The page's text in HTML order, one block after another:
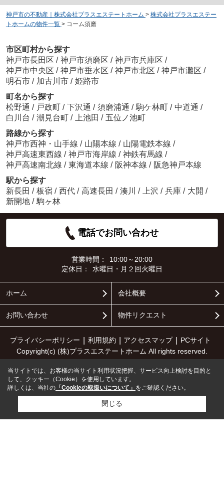
神戸市の不動産｜株式会社プラスエステートホーム > 株式会社プラスエステー
トホームの物件一覧 > コーム須磨
市区町村から探す
神戸市長田区 / 神戸市須磨区 / 神戸市兵庫区 /
神戸市中央区 / 神戸市垂水区 / 神戸市北区 / 神戸市灘区 /
明石市 / 加古川市 / 姫路市
町名から探す
松野通 / 戸政町 / 下沢通 / 須磨浦通 / 駒ケ林町 / 中道通 /
白川台 / 潮見台町 / 上池田 / 五位ノ池町
路線から探す
神戸市西神・山手線 / 山陽本線 / 山陽電鉄本線 /
神戸高速東西線 / 神戸市海岸線 / 神鉄有馬線 /
神戸高速南北線 / 東海道本線 / 阪神本線 / 阪急神戸本線
駅から探す
新長田 / 板宿 / 西代 / 高速長田 / 湊川 / 上沢 / 兵庫 / 大開 /
新開地 / 駒ヶ林
電話でお問い合わせ
営業時間：
10:00～20:00
定休日：
水曜日・月２回火曜日
ホーム 会社概要
お問い合わせ 物件リクエスト
プライバシーポリシー 利用規約 アクセスマップ
PCサイト
Copyright(c) (株)プラスエステートホーム All rights reserved.
当サイトでは、お客様の当サイト利用状況把握、サービス向上検討を目的と
して、クッキー（Cookie）を使用しています。
詳しくは、当社の 「Cookieの取扱いについて」 をご確認ください。
閉じる